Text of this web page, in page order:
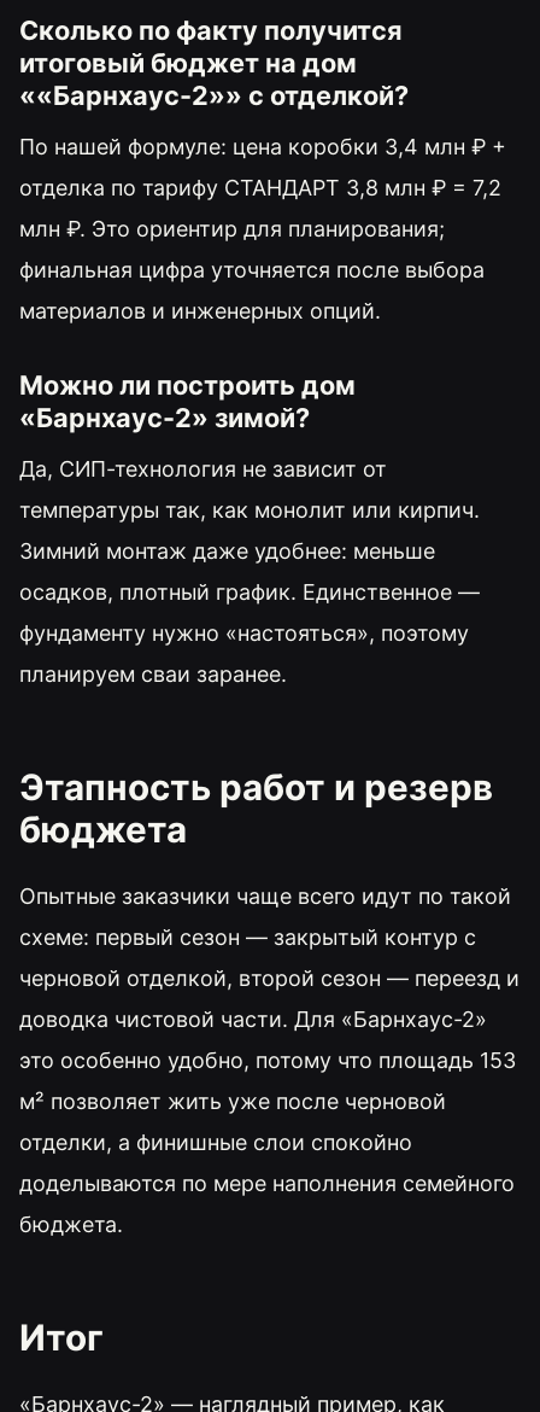
Сколько по факту получится
итоговый бюджет на дом
««Барнхаус-2»» с отделкой?
По нашей формуле: цена коробки 3,4 млн ₽ +
отделка по тарифу СТАНДАРТ 3,8 млн ₽ = 7,2
млн ₽. Это ориентир для планирования;
финальная цифра уточняется после выбора
материалов и инженерных опций.
Можно ли построить дом
«Барнхаус-2» зимой?
Да, СИП-технология не зависит от
температуры так, как монолит или кирпич.
Зимний монтаж даже удобнее: меньше
осадков, плотный график. Единственное —
фундаменту нужно «настояться», поэтому
планируем сваи заранее.
Этапность работ и резерв
бюджета
Опытные заказчики чаще всего идут по такой
схеме: первый сезон — закрытый контур с
черновой отделкой, второй сезон — переезд и
доводка чистовой части. Для «Барнхаус-2»
это особенно удобно, потому что площадь 153
м² позволяет жить уже после черновой
отделки, а финишные слои спокойно
доделываются по мере наполнения семейного
бюджета.
Итог
«Барнхаус-2» — наглядный пример, как